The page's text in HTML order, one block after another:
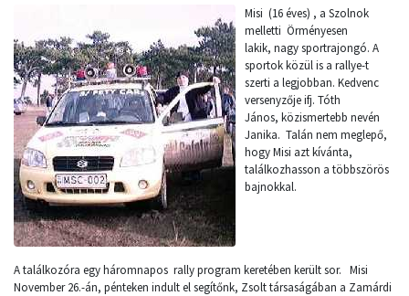
Misi (16 éves) , a Szolnok
melletti Örményesen
lakik, nagy sportrajongó. A
sportok közül is a rallye-t
szerti a legjobban. Kedvenc
versenyzője ifj. Tóth
János, közismertebb nevén
Janika. Talán nem meglepő,
hogy Misi azt kívánta,
találkozhasson a többszörös
bajnokkal.
A találkozóra egy háromnapos rally program keretében került sor. Misi
November 26.-án, pénteken indult el segítőnk, Zsolt társaságában a Zamárdi